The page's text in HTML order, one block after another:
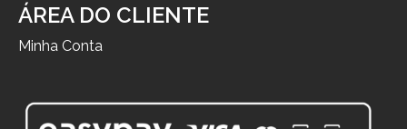
ÁREA DO CLIENTE
Minha Conta